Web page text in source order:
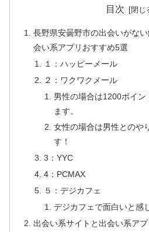
目次
長野県安曇野市の出会いがな
会い系アプリおすすめ5選
１：ハッピーメール
２：ワクワクメール
男性の場合は1200ポイン
ます。
女性の場合は男性とのや
す！
3：YYC
4：PCMAX
５：デジカフェ
デジカフェで面白いと感
出会い系サイトと出会い系ア